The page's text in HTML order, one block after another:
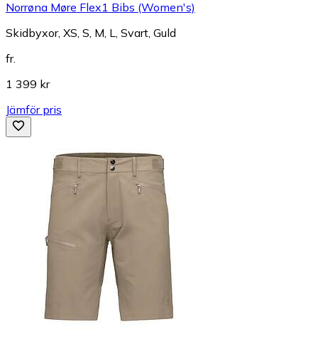
Norrøna Møre Flex1 Bibs (Women's)
Skidbyxor, XS, S, M, L, Svart, Guld
fr.
1 399 kr
Jämför pris